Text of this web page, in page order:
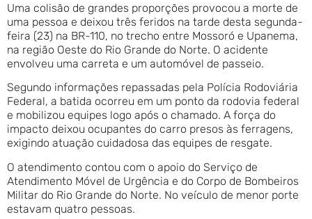
Uma colisão de grandes proporções provocou a morte de
uma pessoa e deixou três feridos na tarde desta segunda-
feira (23) na BR-110, no trecho entre Mossoró e Upanema,
na região Oeste do Rio Grande do Norte. O acidente
envolveu uma carreta e um automóvel de passeio.
Segundo informações repassadas pela Polícia Rodoviária
Federal, a batida ocorreu em um ponto da rodovia federal
e mobilizou equipes logo após o chamado. A força do
impacto deixou ocupantes do carro presos às ferragens,
exigindo atuação cuidadosa das equipes de resgate.
O atendimento contou com o apoio do Serviço de
Atendimento Móvel de Urgência e do Corpo de Bombeiros
Militar do Rio Grande do Norte. No veículo de menor porte
estavam quatro pessoas.